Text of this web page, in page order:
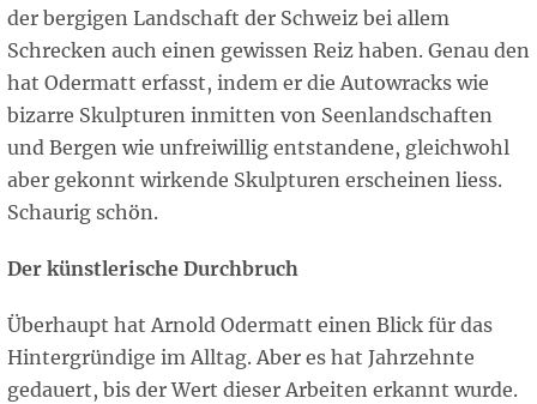
der bergigen Landschaft der Schweiz bei allem
Schrecken auch einen gewissen Reiz haben. Genau den
hat Odermatt erfasst, indem er die Autowracks wie
bizarre Skulpturen inmitten von Seenlandschaften
und Bergen wie unfreiwillig entstandene, gleichwohl
aber gekonnt wirkende Skulpturen erscheinen liess.
Schaurig schön.
Der künstlerische Durchbruch
Überhaupt hat Arnold Odermatt einen Blick für das
Hintergründige im Alltag. Aber es hat Jahrzehnte
gedauert, bis der Wert dieser Arbeiten erkannt wurde.